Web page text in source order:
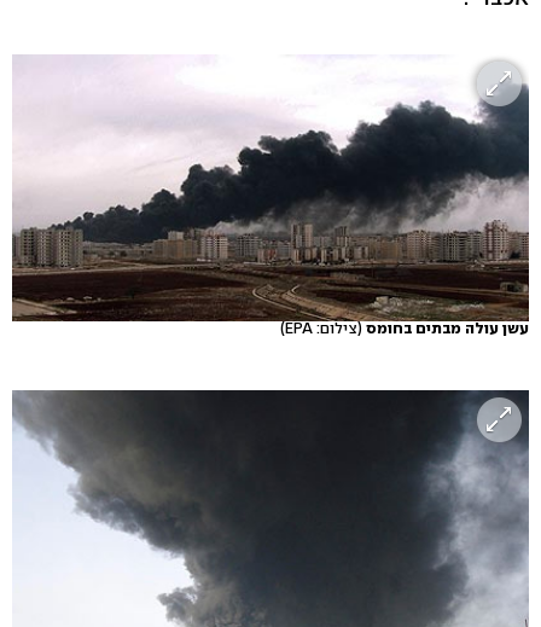
עשן עולה מבתים בחומס (צילום: EPA)